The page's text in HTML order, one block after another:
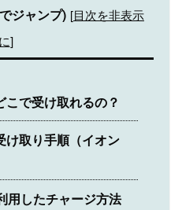
ジャンプ) [目次を非表示
に]
で受け取れるの？
け取り手順（イオン
用したチャージ方法